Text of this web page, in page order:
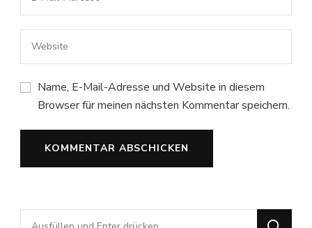
Name, E-Mail-Adresse und Website in diesem
Browser für meinen nächsten Kommentar speichern.
Suchst